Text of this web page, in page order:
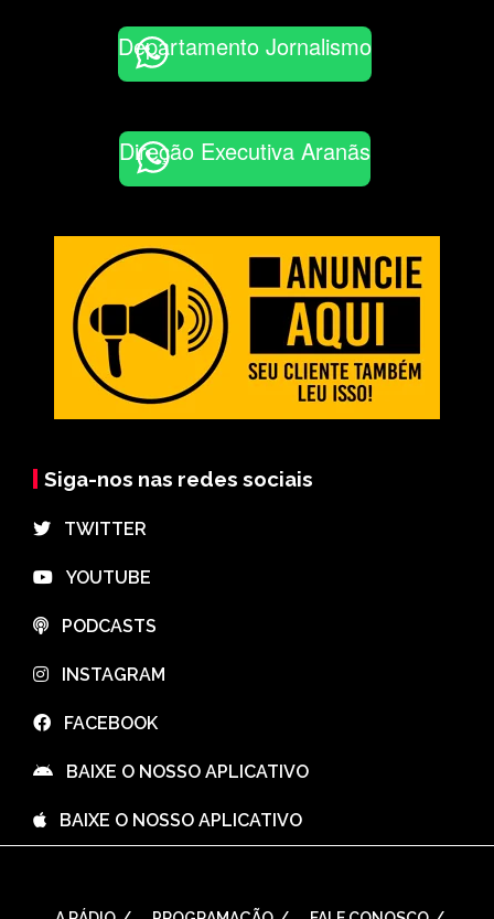
Departamento Jornalismo
Direção Executiva Aranãs
Siga-nos nas redes sociais
⠀TWITTER
⠀YOUTUBE
⠀PODCASTS
⠀INSTAGRAM
⠀FACEBOOK
⠀BAIXE O NOSSO APLICATIVO
⠀BAIXE O NOSSO APLICATIVO